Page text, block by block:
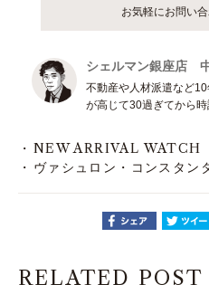
お気軽にお問い合
シェルマン銀座店
不動産や人材派遣など
が高じて30過ぎてから時
NEW ARRIVAL WATCH
ヴァシュロン・コンスタン
RELATED POST